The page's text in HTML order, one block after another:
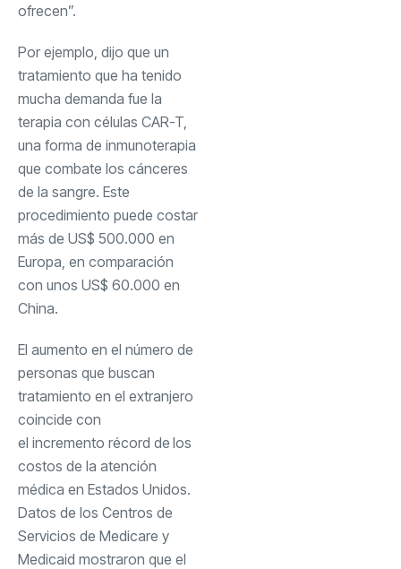
ofrecen”.
Por ejemplo, dijo que un
tratamiento que ha tenido
mucha demanda fue la
terapia con células CAR-T,
una forma de inmunoterapia
que combate los cánceres
de la sangre. Este
procedimiento puede costar
más de US$ 500.000 en
Europa, en comparación
con unos US$ 60.000 en
China.
El aumento en el número de
personas que buscan
tratamiento en el extranjero
coincide con
el incremento récord de los
costos de la atención
médica en Estados Unidos.
Datos de los Centros de
Servicios de Medicare y
Medicaid mostraron que el